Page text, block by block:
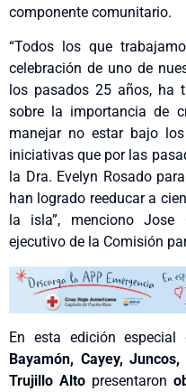
componente comunitario.
“Todos los que
celebración de uno de
los pasados 25 años, ha
sobre la importancia de
manejar no estar bajo
iniciativas que por las
la Dra. Evelyn Rosado
han logrado reeducar a
la isla”, menciono Jose
ejecutivo de la Comisión
En esta edición
Bayamón, Cayey,
Trujillo Alto presentaron